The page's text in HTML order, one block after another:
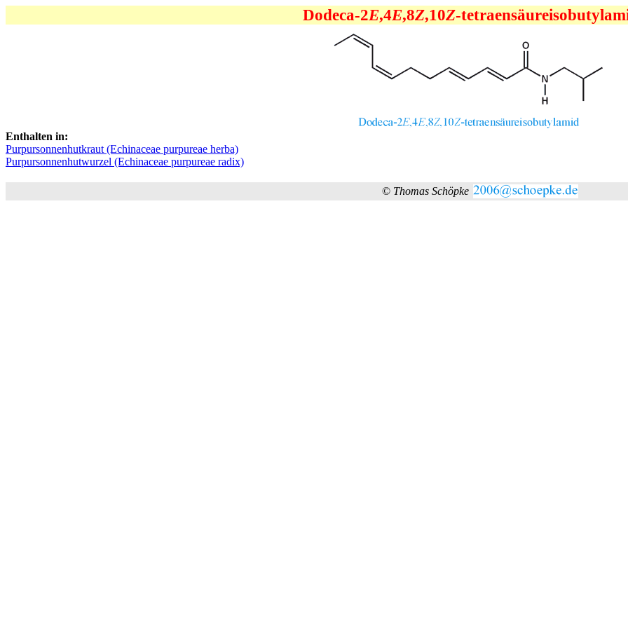
Dodeca-2E,4E,8Z,10Z-
Enthalten in:
Purpursonnenhutkraut (Echinaceae purpureae herba)
Purpursonnenhutwurzel (Echinaceae purpureae radix)
© Thomas Schöpke